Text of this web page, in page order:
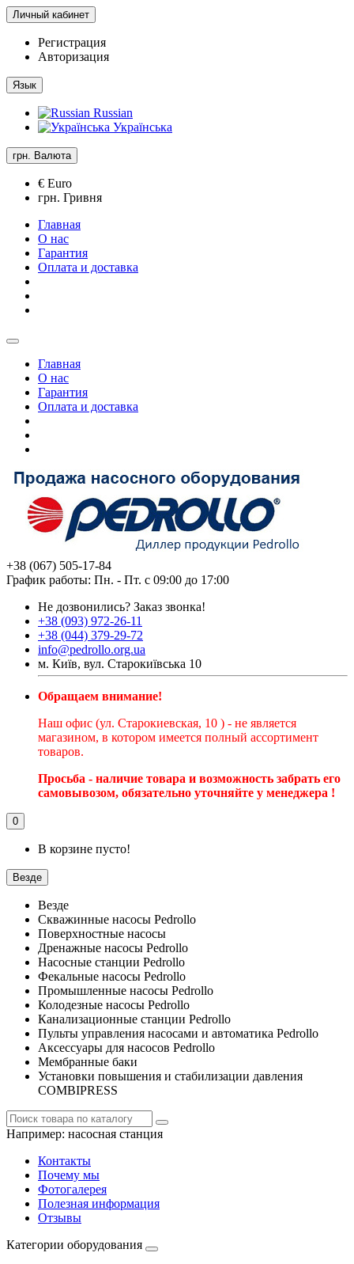
Личный кабинет
Регистрация
Авторизация
Язык
Russian
Українська
грн. Валюта
€ Euro
грн. Гривня
Главная
О нас
Гарантия
Оплата и доставка
Главная
О нас
Гарантия
Оплата и доставка
+38 (067) 505-17-84
График работы: Пн. - Пт. с 09:00 до 17:00
Не дозвонились? Заказ звонка!
+38 (093) 972-26-11
+38 (044) 379-29-72
info@pedrollo.org.ua
м. Київ, вул. Старокиївська 10
Обращаем внимание!
Наш офис (ул. Старокиевская, 10 ) - не является
магазином, в котором имеется полный ассортимент
товаров.
Просьба - наличие товара и возможность забрать его
самовывозом, обязательно уточняйте у менеджера !
0
В корзине пусто!
Везде
Везде
Скважинные насосы Pedrollo
Поверхностные насосы
Дренажные насосы Pedrollo
Насосные станции Pedrollo
Фекальные насосы Pedrollo
Промышленные насосы Pedrollo
Колодезные насосы Pedrollo
Канализационные станции Pedrollo
Пульты управления насосами и автоматика Pedrollo
Аксессуары для насосов Pedrollo
Мембранные баки
Установки повышения и стабилизации давления
COMBIPRESS
Например: насосная станция
Контакты
Почему мы
Фотогалерея
Полезная информация
Отзывы
Категории оборудования